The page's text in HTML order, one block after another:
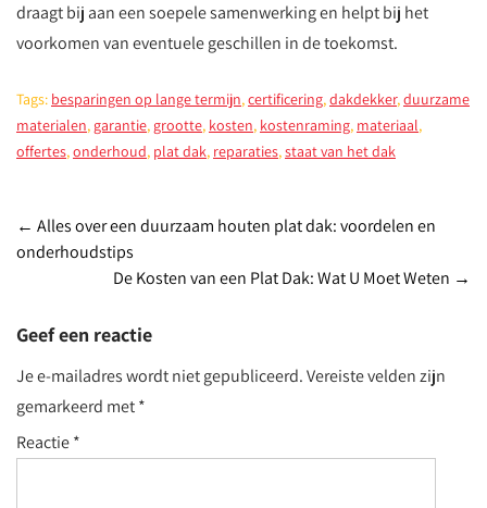
draagt bij aan een soepele samenwerking en helpt bij het
voorkomen van eventuele geschillen in de toekomst.
Tags: besparingen op lange termijn,certificering,dakdekker,duurzame
materialen, garantie, grootte, kosten, kostenraming, materiaal,
offertes,onderhoud, plat dak, reparaties,staat van het dak
Post
navigation
← Alles over een duurzaam houten plat dak: voordelen en
onderhoudstips
De Kosten van een Plat Dak: Wat U Moet Weten →
Geef een reactie
Je e-mailadres wordt niet gepubliceerd.Vereiste velden zijn
gemarkeerd met*
Reactie*